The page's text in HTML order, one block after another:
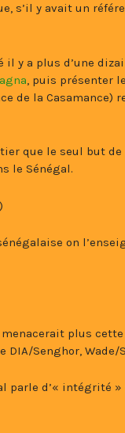
s’il y avait un
y a plus d’une
, puis présenter
de la Casamance)
que le seul but de
le Sénégal.
on
menacerait plus
Senghor, Wade/
parle d’« intégrité »